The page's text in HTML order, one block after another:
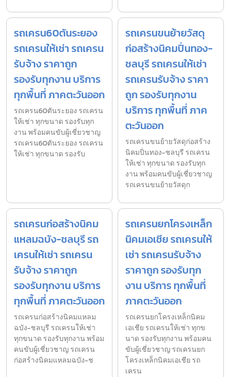
รถเครน60ตันระยอง
รถเครนให้เช่า รถเครน
รับจ้าง ราคาถูก
รองรับทุกงาน บริการ
ทุกพื้นที่ ภาคตะวันออก
รถเครน60ตันระยอง รถเครน
ให้เช่า ทุกขนาด รองรับทุก
งาน พร้อมคนขับผู้เชี่ยวชาญ
รถเครน60ตันระยอง รถเครน
ให้เช่า ทุกขนาด รองรับ
รถเครนขนย้ายวัสดุ
ก่อสร้างนิคมปิ่นทอง-
ชลบุรี รถเครนให้เช่า
รถเครนรับจ้าง ราคา
ถูก รองรับทุกงาน
บริการ ทุกพื้นที่ ภาค
ตะวันออก
รถเครนขนย้ายวัสดุก่อสร้าง
นิคมปิ่นทอง-ชลบุรี รถเครน
ให้เช่า ทุกขนาด รองรับทุก
งาน พร้อมคนขับผู้เชี่ยวชาญ
รถเครนขนย้ายวัสดุก
รถเครนก่อสร้างนิคม
แหลมฉบัง-ชลบุรี รถ
เครนให้เช่า รถเครน
รับจ้าง ราคาถูก
รองรับทุกงาน บริการ
ทุกพื้นที่ ภาคตะวันออก
รถเครนก่อสร้างนิคมแหลม
ฉบัง-ชลบุรี รถเครนให้เช่า
ทุกขนาด รองรับทุกงาน พร้อม
คนขับผู้เชี่ยวชาญ รถเครน
ก่อสร้างนิคมแหลมฉบัง-ช
รถเครนยกโครงเหล็ก
นิคมเอเชีย รถเครนให้
เช่า รถเครนรับจ้าง
ราคาถูก รองรับทุก
งาน บริการ ทุกพื้นที่
ภาคตะวันออก
รถเครนยกโครงเหล็กนิคม
เอเชีย รถเครนให้เช่า ทุกข
นาด รองรับทุกงาน พร้อมคน
ขับผู้เชี่ยวชาญ รถเครนยก
โครงเหล็กนิคมเอเชีย รถ
เครน